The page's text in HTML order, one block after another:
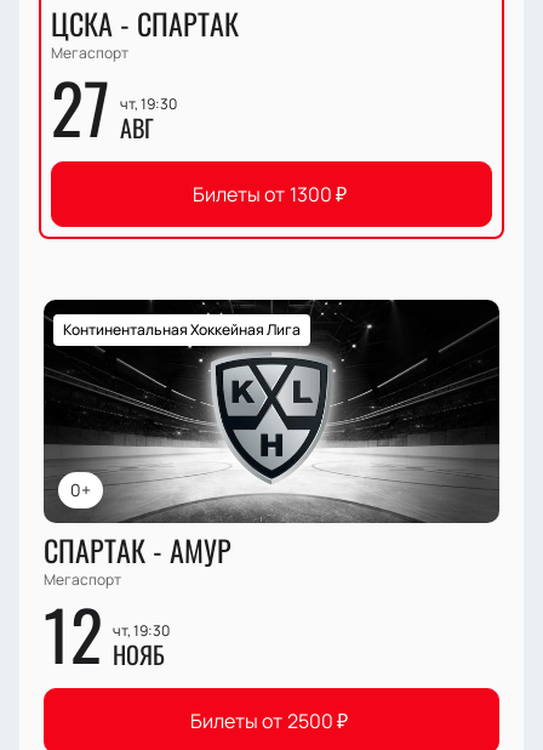
ЦСКА - СПАРТАК
Мегаспорт
27 чт, 19:30
АВГ
Билеты от 1300₽
0+
Континентальная Хоккейная Лига
СПАРТАК - АМУР
Мегаспорт
12 чт, 19:30
НОЯБ
Билеты от2500₽